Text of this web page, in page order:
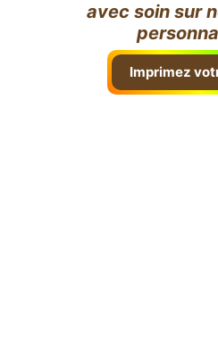
avec soin sur
Imprimez